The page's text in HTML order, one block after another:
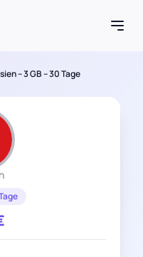
– 3 GB – 30 Tage